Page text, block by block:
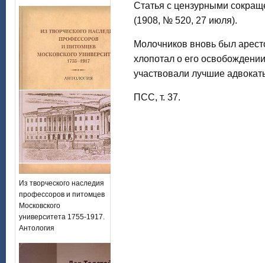
Из творческого наследия
профессоров и питомцев
Московского
университета 1755-1917.
Антология
Статья с цензурными
(1908, № 520, 27 июля).
Молочников вновь был
хлопотал о его
участвовали лучшие
ПСС, т. 37.